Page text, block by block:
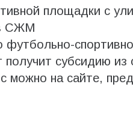
площадки с
СЖМ
футбольно-
субсидию из
можно на сайте,